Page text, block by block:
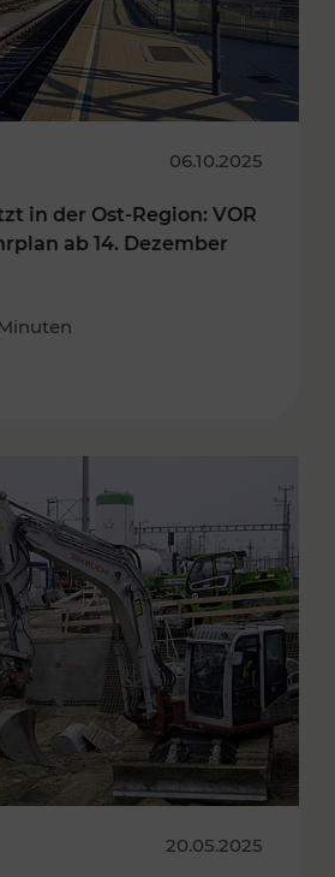
06.10.2025
in der Ost-Region: VOR
ab 14. Dezember
20.05.2025